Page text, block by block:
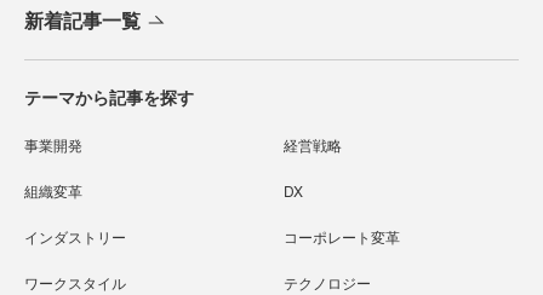
新着記事一覧
テーマから記事を探す
事業開発 経営戦略
組織変革 DX
インダストリー コーポレート変革
ワークスタイル テクノロジー